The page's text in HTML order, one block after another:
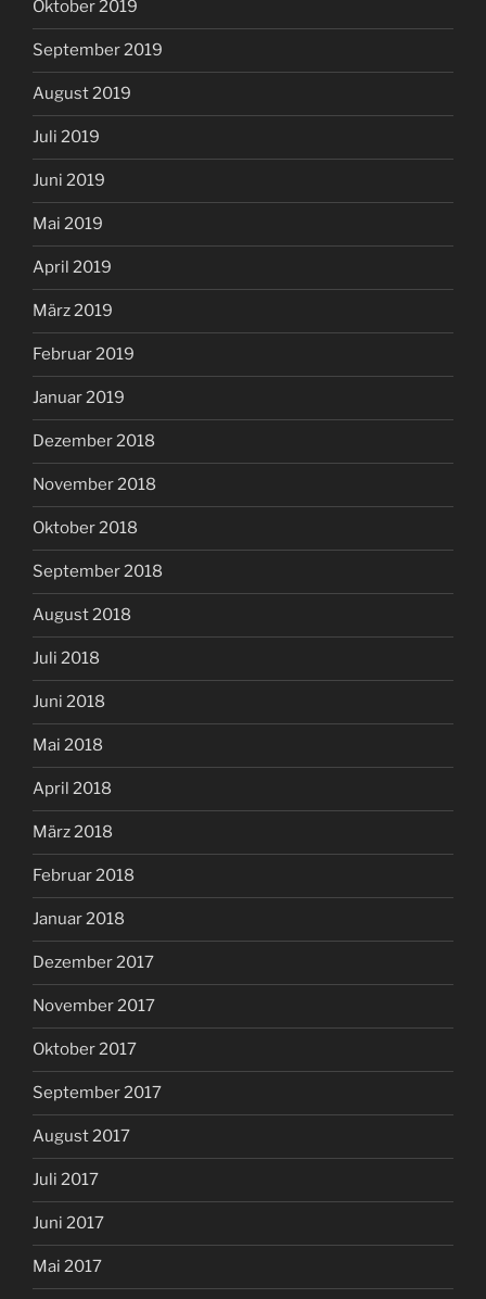
Oktober 2019
September 2019
August 2019
Juli 2019
Juni 2019
Mai 2019
April 2019
März 2019
Februar 2019
Januar 2019
Dezember 2018
November 2018
Oktober 2018
September 2018
August 2018
Juli 2018
Juni 2018
Mai 2018
April 2018
März 2018
Februar 2018
Januar 2018
Dezember 2017
November 2017
Oktober 2017
September 2017
August 2017
Juli 2017
Juni 2017
Mai 2017